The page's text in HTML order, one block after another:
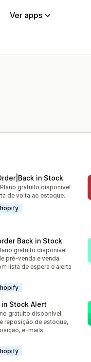
Ver apps
in Stock
ao todo
Plano gratuito disponível
de volta ao estoque.
Back in Stock
ao todo
gratuito disponível
pré-venda e venda
lista de espera e alerta
in Stock Alert
ao todo
gratuito disponível
reposição de estoque,
e-mails